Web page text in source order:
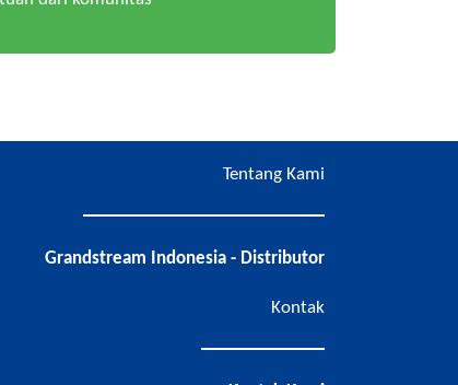
Tentang Kami
Grandstream Indonesia - Distributor
Kontak